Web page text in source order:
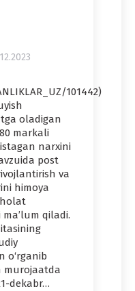
101442)
oladigan
markali
narxini
post
va
himoya
holat
qiladi.
o‘rganib
murojaatda
dekabr…